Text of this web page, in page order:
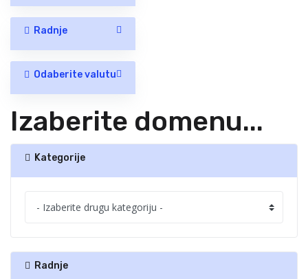
Radnje
Odaberite valutu
Izaberite domenu...
Kategorije
Radnje